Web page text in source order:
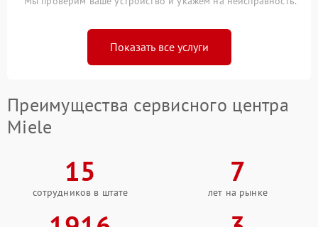
Показать все услуги
Преимущества сервисного центра
Miele
15
сотрудников в штате
7
лет на рынке